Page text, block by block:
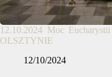
12.10.2024 Moc
OLSZTYNIE
12/10/2024